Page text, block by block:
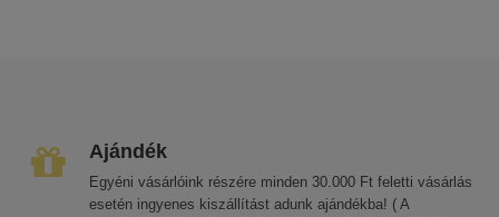
Ajándék
Egyéni vásárlóink részére minden 30.000 Ft feletti vásárlás
esetén ingyenes kiszállítást adunk ajándékba! ( A